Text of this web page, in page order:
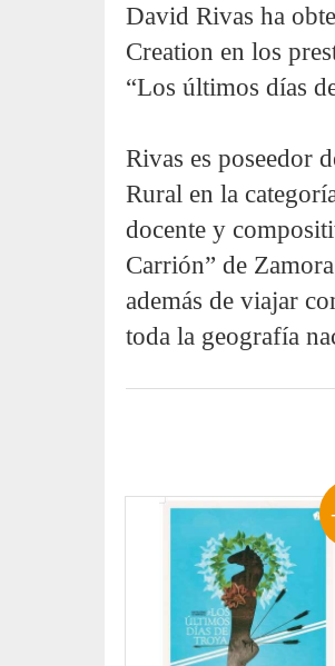
David Rivas ha
Creation en los
“Los últimos días
Rivas es poseedor
Rural en la
docente y
Carrión” de
además de viajar
toda la geografía